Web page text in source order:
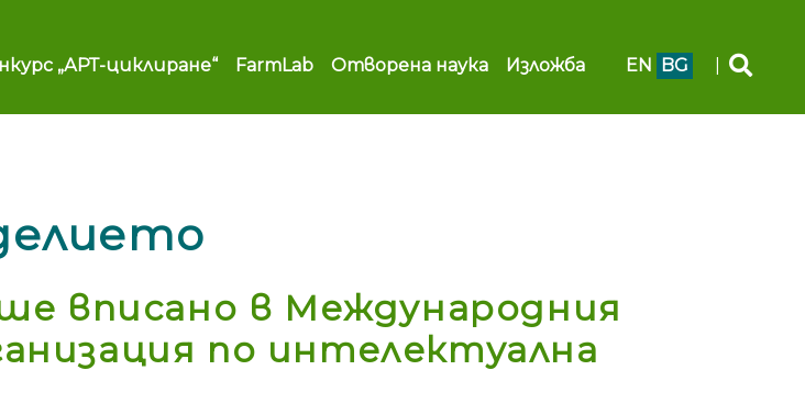
„АРТ-циклиране“ FarmLab Отворена наука Изложба EN BG
вписано в Международния
по интелектуална